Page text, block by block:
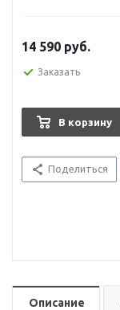
14 590 руб.
Заказать
В корзину
Поделиться
Описание